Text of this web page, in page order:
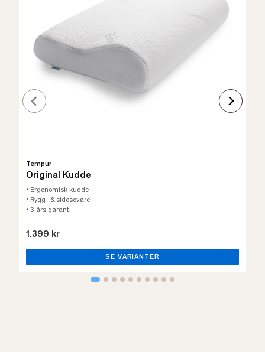
Tempur
Original Kudde
• Ergonomisk kudde
• Rygg- & sidosovare
• 3 års garanti
1.399 kr
SE VARIANTER